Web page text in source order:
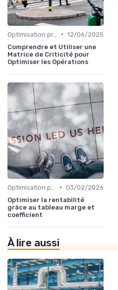
• 12/06/2025
Comprendre et Utiliser une
Matrice de Criticité pour
Optimiser les Opérations
• 03/02/2026
Optimiser la rentabilité
grâce au tableau marge et
coefficient
À lire aussi